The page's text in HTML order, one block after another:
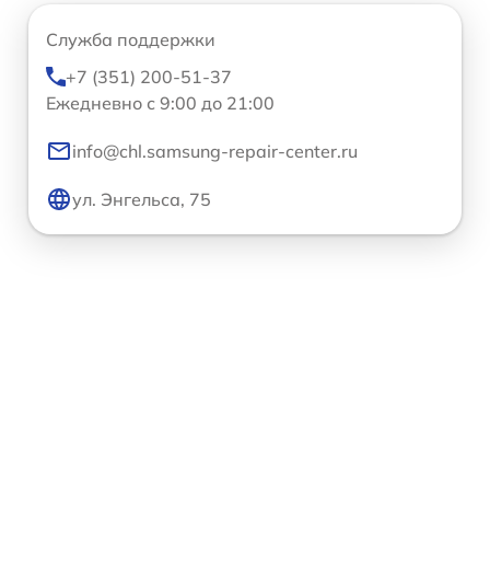
Служба поддержки
+7 (351) 200-51-37
Ежедневно с 9:00 до 21:00
info@chl.samsung-repair-center.ru
ул. Энгельса, 75